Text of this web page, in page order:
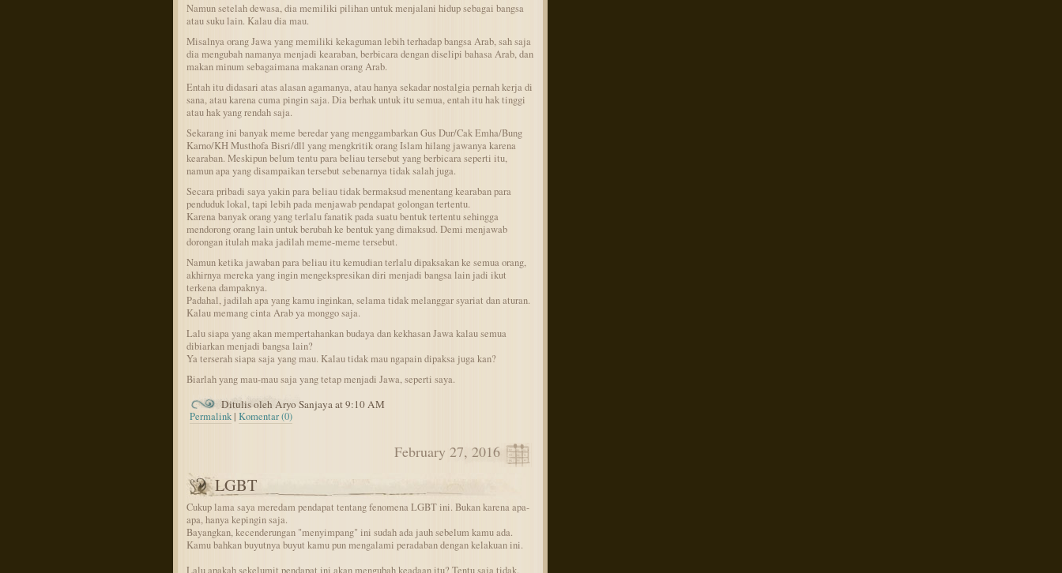
Namun setelah dewasa, dia memiliki pilihan untuk menjalani hidup sebagai bangsa
atau suku lain. Kalau dia mau.
Misalnya orang Jawa yang memiliki kekaguman lebih terhadap bangsa Arab, sah saja
dia mengubah namanya menjadi kearaban, berbicara dengan diselipi bahasa Arab, dan
makan minum sebagaimana makanan orang Arab.
Entah itu didasari atas alasan agamanya, atau hanya sekadar nostalgia pernah kerja di
sana, atau karena cuma pingin saja. Dia berhak untuk itu semua, entah itu hak tinggi
atau hak yang rendah saja.
Sekarang ini banyak meme beredar yang menggambarkan Gus Dur/Cak Emha/Bung
Karno/KH Musthofa Bisri/dll yang mengkritik orang Islam hilang jawanya karena
kearaban. Meskipun belum tentu para beliau tersebut yang berbicara seperti itu,
namun apa yang disampaikan tersebut sebenarnya tidak salah juga.
Secara pribadi saya yakin para beliau tidak bermaksud menentang kearaban para
penduduk lokal, tapi lebih pada menjawab pendapat golongan tertentu.
Karena banyak orang yang terlalu fanatik pada suatu bentuk tertentu sehingga
mendorong orang lain untuk berubah ke bentuk yang dimaksud. Demi menjawab
dorongan itulah maka jadilah meme-meme tersebut.
Namun ketika jawaban para beliau itu kemudian terlalu dipaksakan ke semua orang,
akhirnya mereka yang ingin mengekspresikan diri menjadi bangsa lain jadi ikut
terkena dampaknya.
Padahal, jadilah apa yang kamu inginkan, selama tidak melanggar syariat dan aturan.
Kalau memang cinta Arab ya monggo saja.
Lalu siapa yang akan mempertahankan budaya dan kekhasan Jawa kalau semua
dibiarkan menjadi bangsa lain?
Ya terserah siapa saja yang mau. Kalau tidak mau ngapain dipaksa juga kan?
Biarlah yang mau-mau saja yang tetap menjadi Jawa, seperti saya.
Ditulis oleh Aryo Sanjaya at 9:10 AM
Permalink |Komentar (0)
February 27, 2016
LGBT
Cukup lama saya meredam pendapat tentang fenomena LGBT ini. Bukan karena apa-
apa, hanya kepingin saja.
Bayangkan, kecenderungan "menyimpang" ini sudah ada jauh sebelum kamu ada.
Kamu bahkan buyutnya buyut kamu pun mengalami peradaban dengan kelakuan ini.
Lalu apakah sekelumit pendapat ini akan mengubah keadaan itu? Tentu saja tidak.